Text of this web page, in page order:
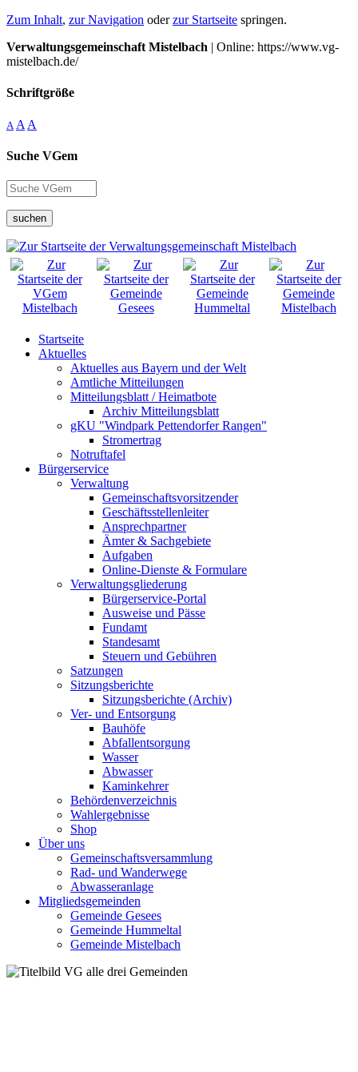
Zum Inhalt, zur Navigation oderzur Startseite springen.
Verwaltungsgemeinschaft Mistelbach | Online: https://www.vg-
mistelbach.de/
Schriftgröße
A A A
Suche VGem
suchen
Startseite
Aktuelles
Aktuelles aus Bayern und der Welt
Amtliche Mitteilungen
Mitteilungsblatt / Heimatbote
Archiv Mitteilungsblatt
gKU "Windpark Pettendorfer Rangen"
Stromertrag
Notruftafel
Bürgerservice
Verwaltung
Gemeinschaftsvorsitzender
Geschäftsstellenleiter
Ansprechpartner
Ämter & Sachgebiete
Aufgaben
Online-Dienste & Formulare
Verwaltungsgliederung
Bürgerservice-Portal
Ausweise und Pässe
Fundamt
Standesamt
Steuern und Gebühren
Satzungen
Sitzungsberichte
Sitzungsberichte (Archiv)
Ver- und Entsorgung
Bauhöfe
Abfallentsorgung
Wasser
Abwasser
Kaminkehrer
Behördenverzeichnis
Wahlergebnisse
Shop
Über uns
Gemeinschaftsversammlung
Rad- und Wanderwege
Abwasseranlage
Mitgliedsgemeinden
Gemeinde Gesees
Gemeinde Hummeltal
Gemeinde Mistelbach